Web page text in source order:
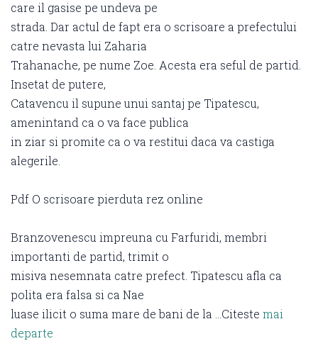
care il gasise pe undeva pe
strada. Dar actul de fapt era o scrisoare a prefectului
catre nevasta lui Zaharia
Trahanache, pe nume Zoe. Acesta era seful de partid.
Insetat de putere,
Catavencu il supune unui santaj pe Tipatescu,
amenintand ca o va face publica
in ziar si promite ca o va restitui daca va castiga
alegerile.
Pdf O scrisoare pierduta rez online
Branzovenescu impreuna cu Farfuridi, membri
importanti de partid, trimit o
misiva nesemnata catre prefect. Tipatescu afla ca
polita era falsa si ca Nae
luase ilicit o suma mare de bani de la …Citeste mai
departe